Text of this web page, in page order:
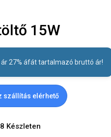
15W
27% áfát tartalmazó bruttó ár!
szállítás elérhető
Készleten